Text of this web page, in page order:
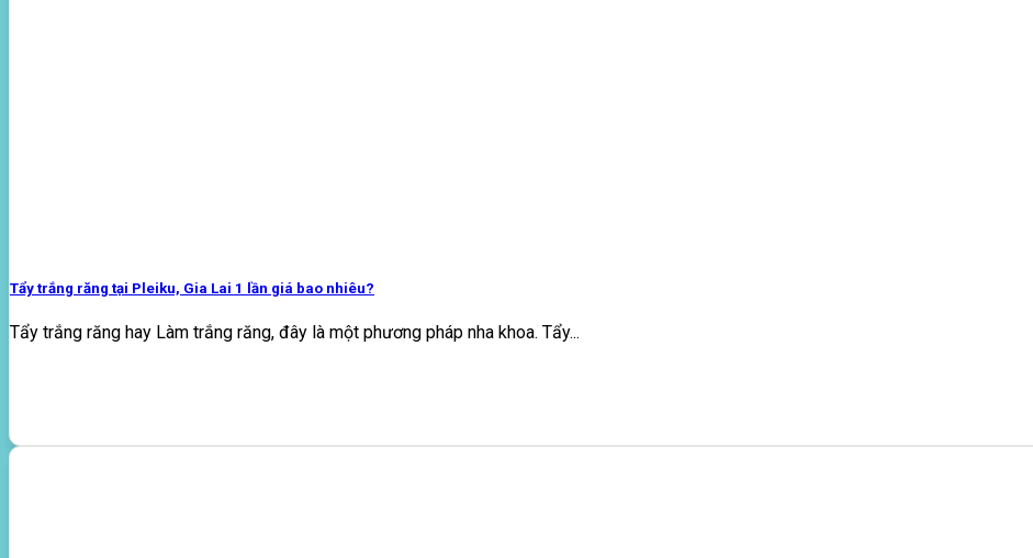
Tẩy trắng răng tại Pleiku, Gia Lai 1 lần giá bao nhiêu?
Tẩy trắng răng hay Làm trắng răng, đây là một phương pháp nha khoa. Tẩy...